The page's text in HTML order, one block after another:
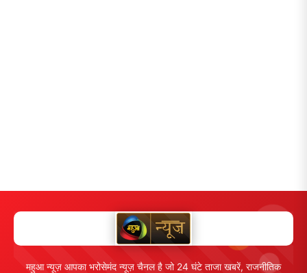
महुआ न्यूज़ आपका भरोसेमंद न्यूज़ चैनल है जो 24 घंटे ताजा खबरें, राजनीतिक